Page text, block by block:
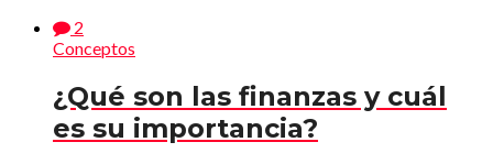
2
Conceptos
¿Qué son las finanzas y cuál
es su importancia?